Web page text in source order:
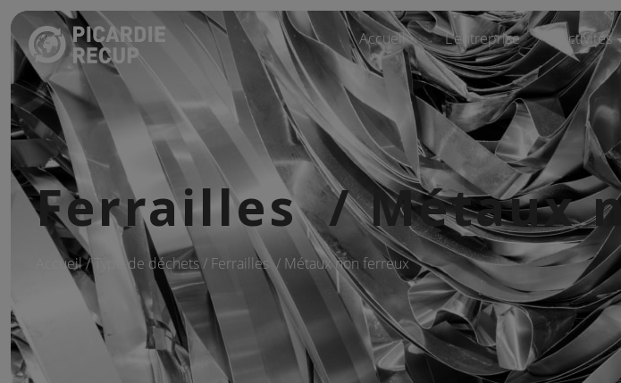
Accueil L’entreprise Activités
Recyclage
Achat de
Rachat
Ferrailles / Métaux
Accueil/ Type de déchets / Ferrailles / Métaux non ferreux